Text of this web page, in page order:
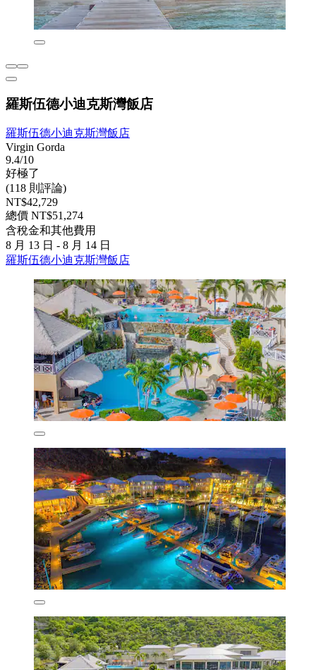
羅斯伍德小迪克斯灣飯店
羅斯伍德小迪克斯灣飯店
Virgin Gorda
9.4/10
好極了
(118 則評論)
NT$42,729
總價 NT$51,274
含稅金和其他費用
8 月 13 日 - 8 月 14 日
羅斯伍德小迪克斯灣飯店